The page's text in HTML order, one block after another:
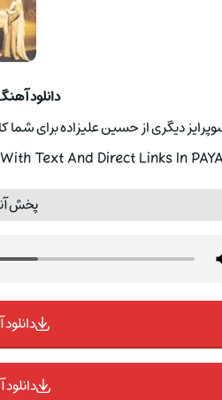
دانلود
دیگری از حسین علیزاده برای شما
Text And Direct Links In
پخش